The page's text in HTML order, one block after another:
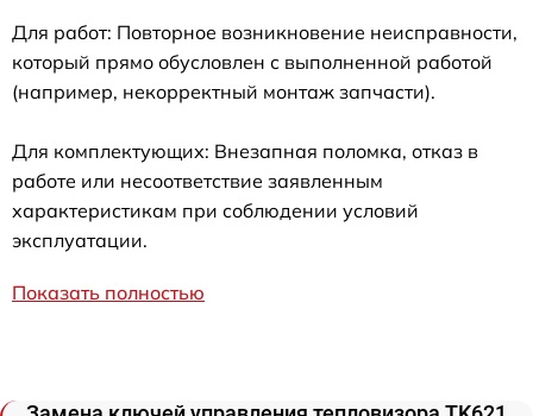
Для работ: Повторное возникновение неисправности,
который прямо обусловлен с выполненной работой
(например, некорректный монтаж запчасти).
Для комплектующих: Внезапная поломка, отказ в
работе или несоответствие заявленным
характеристикам при соблюдении условий
эксплуатации.
Показать полностью